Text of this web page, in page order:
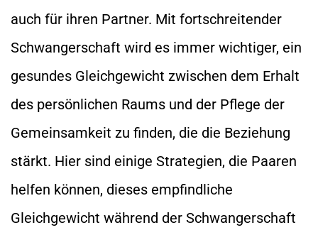
auch für ihren Partner. Mit fortschreitender
Schwangerschaft wird es immer wichtiger, ein
gesundes Gleichgewicht zwischen dem Erhalt
des persönlichen Raums und der Pflege der
Gemeinsamkeit zu finden, die die Beziehung
stärkt. Hier sind einige Strategien, die Paaren
helfen können, dieses empfindliche
Gleichgewicht während der Schwangerschaft